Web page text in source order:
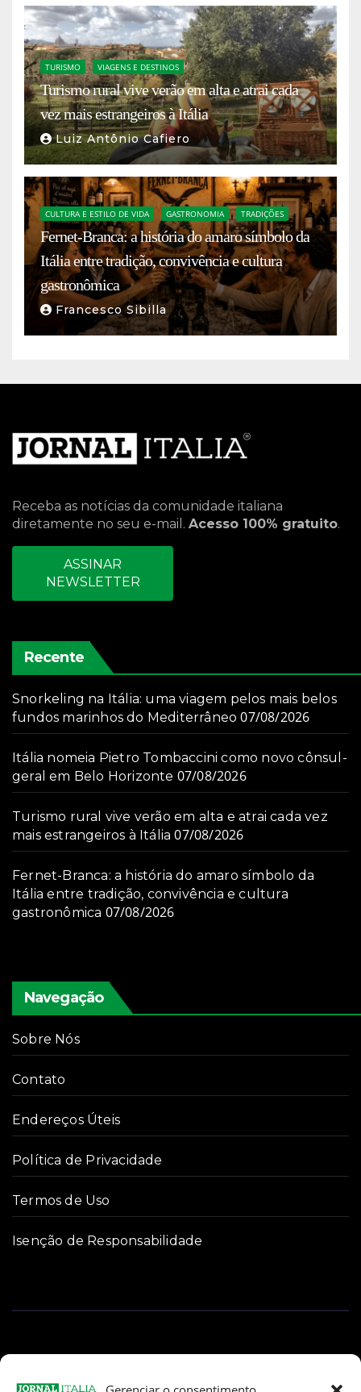
TURISMO VIAGENS E DESTINOS
Turismo rural vive verão em alta e atrai cada
vez mais estrangeiros à Itália
Luiz Antônio Cafiero
CULTURA E ESTILO DE VIDA GASTRONOMIA TRADIÇÕES
Fernet-Branca: a história do amaro símbolo da
Itália entre tradição, convivência e cultura
gastronômica
Francesco Sibilla
Receba as notícias da comunidade italiana
diretamente no seu e-mail. Acesso 100% gratuito.
ASSINAR
NEWSLETTER
Recente
Snorkeling na Itália: uma viagem pelos mais belos
fundos marinhos do Mediterrâneo 07/08/2026
Itália nomeia Pietro Tombaccini como novo cônsul-
geral em Belo Horizonte 07/08/2026
Turismo rural vive verão em alta e atrai cada vez
mais estrangeiros à Itália 07/08/2026
Fernet-Branca: a história do amaro símbolo da
Itália entre tradição, convivência e cultura
gastronômica 07/08/2026
Navegação
Sobre Nós
Contato
Endereços Úteis
Política de Privacidade
Termos de Uso
Isenção de Responsabilidade